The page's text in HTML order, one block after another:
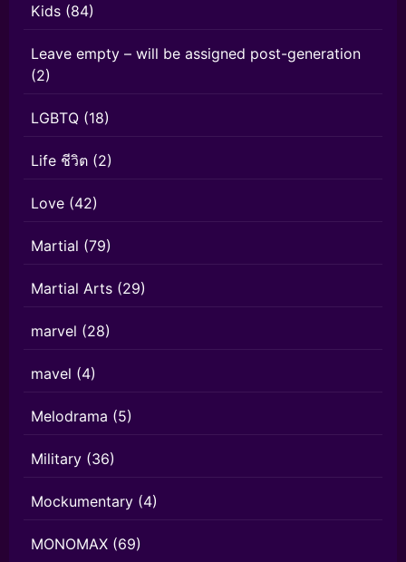
Kids (84)
Leave empty – will be assigned post-generation
(2)
LGBTQ (18)
Life ชีวิต (2)
Love (42)
Martial (79)
Martial Arts (29)
marvel (28)
mavel (4)
Melodrama (5)
Military (36)
Mockumentary (4)
MONOMAX (69)